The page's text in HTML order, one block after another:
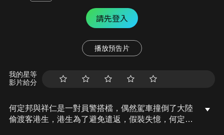
請先登入
播放預告片
我的星等
影片給分
何定邦與祥仁是一對員警搭檔，偶然駕車撞倒了大陸
偷渡客港生，港生為了避免遣返，假裝失憶，何定邦